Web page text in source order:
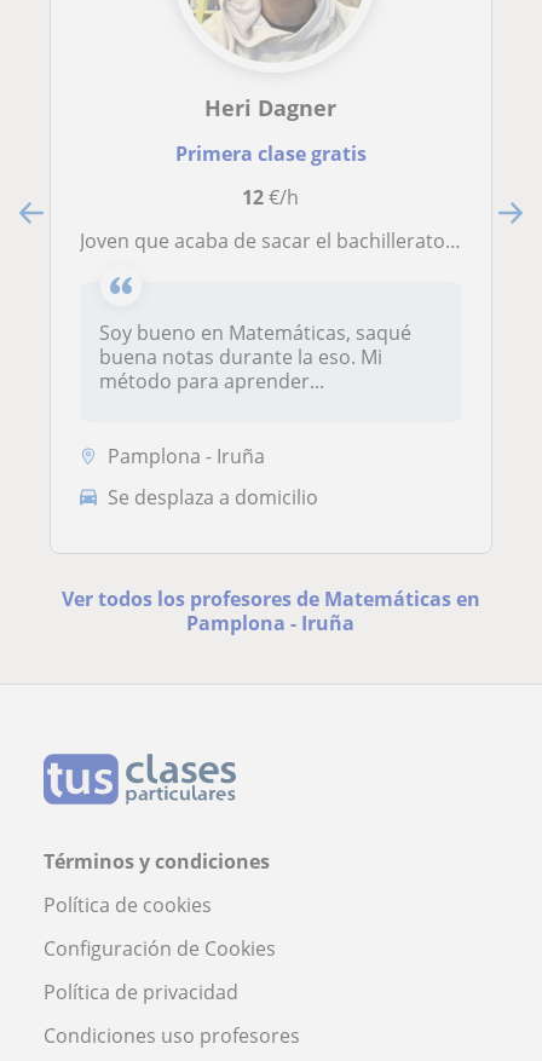
Heri Dagner
Primera clase gratis
12€/h
Joven que acaba de sacar el bachillerato dispuesto a enseñar matemáticas a alumnos de primaria, eso o alumnos de bachillerato
Soy bueno en Matemáticas, saqué
buena notas durante la eso. Mi
método para aprender...
Pamplona - Iruña
Se desplaza a domicilio
Ver todos los profesores de Matemáticas en
Pamplona - Iruña
Términos y condiciones
Política de cookies
Configuración de Cookies
Política de privacidad
Condiciones uso profesores